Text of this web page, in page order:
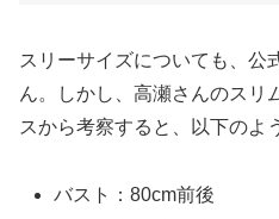
スリーサイズについても、公
ん。しかし、高瀬さんのスリ
スから考察すると、以下のよ
バスト：80cm前後